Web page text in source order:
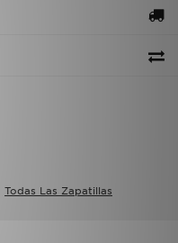
Todas Las Zapatillas